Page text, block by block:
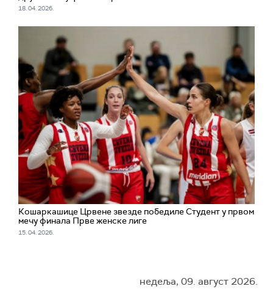
18. 04. 2026.
Кошаркашице Црвене звезде победиле Студент у првом
мечу финала Прве женске лиге
15. 04. 2026.
недеља, 09. август 2026.